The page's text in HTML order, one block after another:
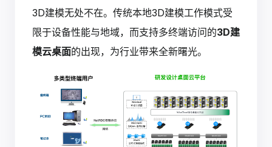
3D建模无处不在。传统本地3D建模工作模式受
限于设备性能与地域，而支持多终端访问的3D建
模云桌面的出现，为行业带来全新曙光。